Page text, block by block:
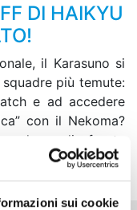
sui cookie
DI HAIKYU
il Karasuno si
più temute:
e ad accedere
con il Nekoma?
di fronte